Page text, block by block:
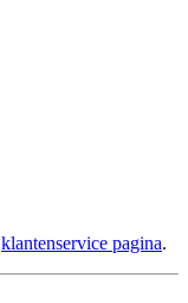
klantenservice pagina.